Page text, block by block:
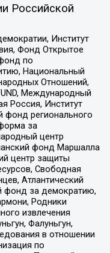
Российской
Институт
Фонд Открытое
по
Национальный
Отношений,
Международный
Россия, Институт
фонд регионального
за
центр
фонд Маршалла
центр защиты
Свободная
Атлантический
фонд за демократию,
Родники
извлечения
Фалуньгун,
в отношении
по